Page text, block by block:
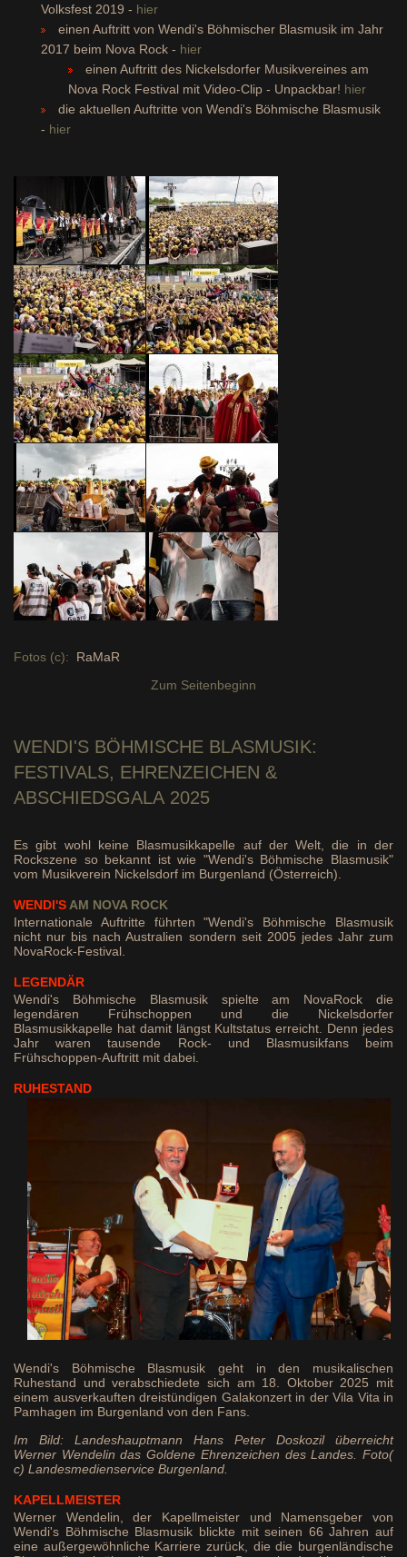
Volksfest 2019 - hier
einen Auftritt von Wendi's Böhmischer Blasmusik im Jahr
2017 beim Nova Rock - hier
einen Auftritt des Nickelsdorfer Musikvereines am
Nova Rock Festival mit Video-Clip - Unpackbar! hier
die aktuellen Auftritte von Wendi's Böhmische Blasmusik
- hier
Fotos (c): RaMaR
Zum Seitenbeginn
WENDI'S BÖHMISCHE BLASMUSIK:
FESTIVALS, EHRENZEICHEN &
ABSCHIEDSGALA 2025
Es gibt wohl keine Blasmusikkapelle auf der Welt, die in der
Rockszene so bekannt ist wie "Wendi's Böhmische Blasmusik"
vom Musikverein Nickelsdorf im Burgenland (Österreich).
WENDI'S AM NOVA ROCK
Internationale Auftritte führten "Wendi's Böhmische Blasmusik
nicht nur bis nach Australien sondern seit 2005 jedes Jahr zum
NovaRock-Festival.
LEGENDÄR
Wendi's Böhmische Blasmusik spielte am NovaRock die
legendären Frühschoppen und die Nickelsdorfer
Blasmusikkapelle hat damit längst Kultstatus erreicht. Denn jedes
Jahr waren tausende Rock- und Blasmusikfans beim
Frühschoppen-Auftritt mit dabei.
RUHESTAND
Wendi's Böhmische Blasmusik geht in den musikalischen
Ruhestand und verabschiedete sich am 18. Oktober 2025 mit
einem ausverkauften dreistündigen Galakonzert in der Vila Vita in
Pamhagen im Burgenland von den Fans.
Im Bild: Landeshauptmann Hans Peter Doskozil überreicht
Werner Wendelin das Goldene Ehrenzeichen des Landes. Foto(
c) Landesmedienservice Burgenland.
KAPELLMEISTER
Werner Wendelin, der Kapellmeister und Namensgeber von
Wendi's Böhmische Blasmusik blickte mit seinen 66 Jahren auf
eine außergewöhnliche Karriere zurück, die die burgenländische